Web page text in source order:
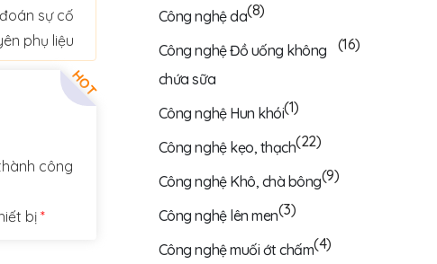
sự cố
phụ liệu
HOT
công
bị *
Công nghệ da(8)
Công nghệ Đồ uống không
chứa sữa
(16)
Công nghệ Hun khói(1)
Công nghệ kẹo, thạch(22)
Công nghệ Khô, chà bông(9)
Công nghệ lên men(3)
Công nghệ muối ớt chấm(4)